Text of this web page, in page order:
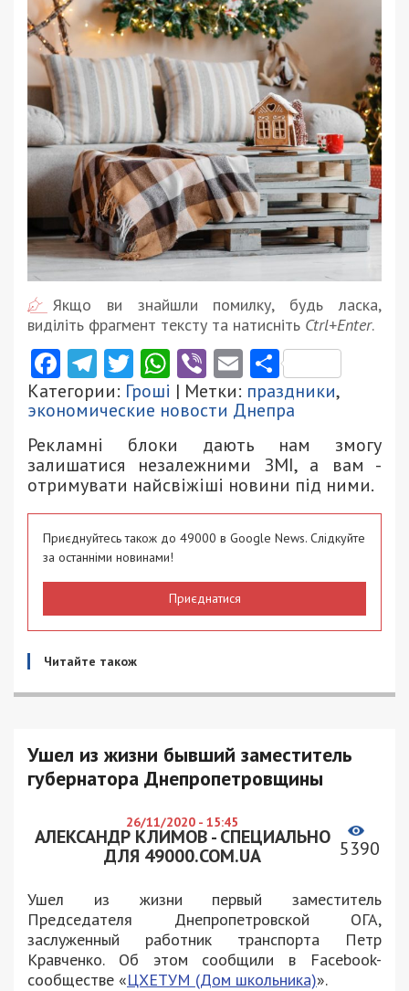
Якщо ви знайшли помилку, будь ласка,
виділіть фрагмент тексту та натисніть Ctrl+Enter.
Facebook
Telegram
Twitter
WhatsApp
ViberEmail
Категории: Гроші | Метки: праздники,
экономические новости Днепра
Рекламні блоки дають нам змогу
залишатися незалежними ЗМІ, а вам -
отримувати найсвіжіші новини під ними.
Приєднуйтесь також до 49000 в Google News. Слідкуйте
за останніми новинами!
Приєднатися
Читайте також
Ушел из жизни бывший заместитель
губернатора Днепропетровщины
26/11/2020 - 15:45
АЛЕКСАНДР КЛИМОВ - СПЕЦИАЛЬНО
ДЛЯ 49000.COM.UA
5390
Ушел из жизни первый заместитель
Председателя Днепропетровской ОГА,
заслуженный работник транспорта Петр
Кравченко. Об этом сообщили в Facebook-
сообществе «ЦХЕТУМ (Дом школьника)».